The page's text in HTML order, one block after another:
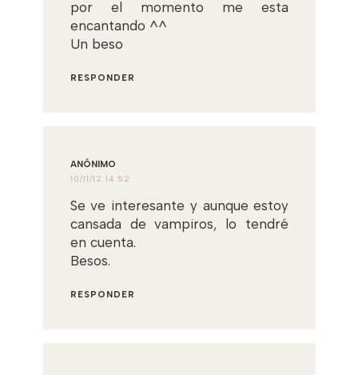
por el momento me esta
encantando ^^
Un beso
RESPONDER
ANÓNIMO
10/11/12 14:52
Se ve interesante y aunque estoy
cansada de vampiros, lo tendré
en cuenta.
Besos.
RESPONDER